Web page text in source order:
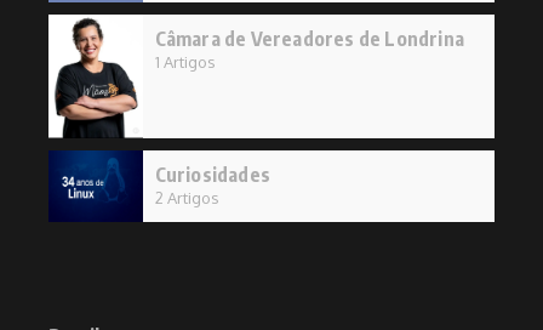
Câmara de Vereadores de Londrina
1 Artigos
Curiosidades
2 Artigos